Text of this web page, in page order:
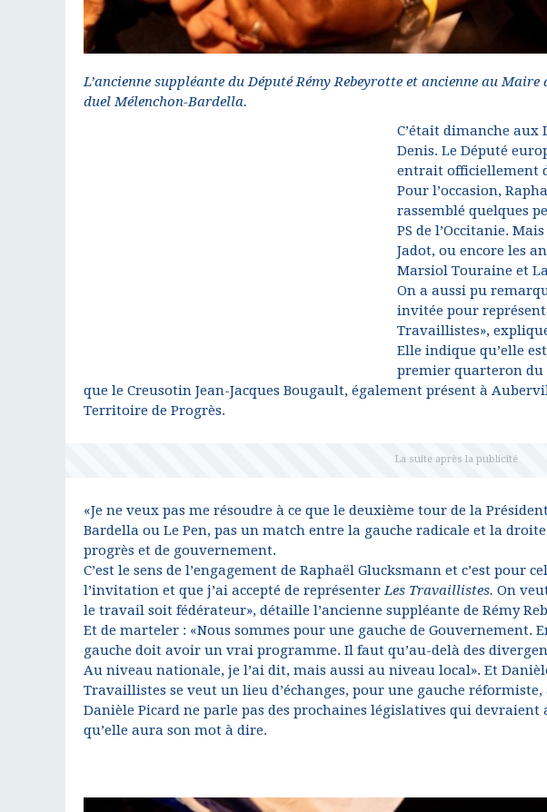
L’ancienne suppléante du Député Rémy Rebeyrotte et ancienne au
duel Mélenchon-Bardella.
C’était dimanche aux
Denis. Le Député
entrait officiellement
Pour l’occasion,
rassemblé quelques
PS de l’Occitanie.
Jadot, ou encore les
Marsiol Touraine et
On a aussi pu
invitée pour
Travaillistes»,
Elle indique qu’elle
premier quarteron
que le Creusotin Jean-Jacques Bougault, également présent à
Territoire de Progrès.
«Je ne veux pas me résoudre à ce que le deuxième tour de la
Bardella ou Le Pen, pas un match entre la gauche radicale et la
progrès et de gouvernement.
C’est le sens de l’engagement de Raphaël Glucksmann et c’est pour
l’invitation et que j’ai accepté de représenterLes Travaillistes. On
le travail soit fédérateur», détaille l’ancienne suppléante de Rémy
Et de marteler : «Nous sommes pour une gauche de Gouvernement.
gauche doit avoir un vrai programme. Il faut qu’au-delà des
Au niveau nationale, je l’ai dit, mais aussi au niveau local». Et
Travaillistes se veut un lieu d’échanges, pour une gauche
Danièle Picard ne parle pas des prochaines législatives qui
qu’elle aura son mot à dire.